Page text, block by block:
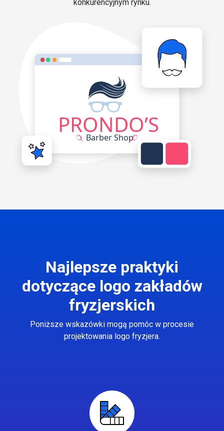
konkurencyjnym rynku.
Najlepsze praktyki
dotyczące logo zakładów
fryzjerskich
Poniższe wskazówki mogą pomóc w procesie
projektowania logo fryzjera.